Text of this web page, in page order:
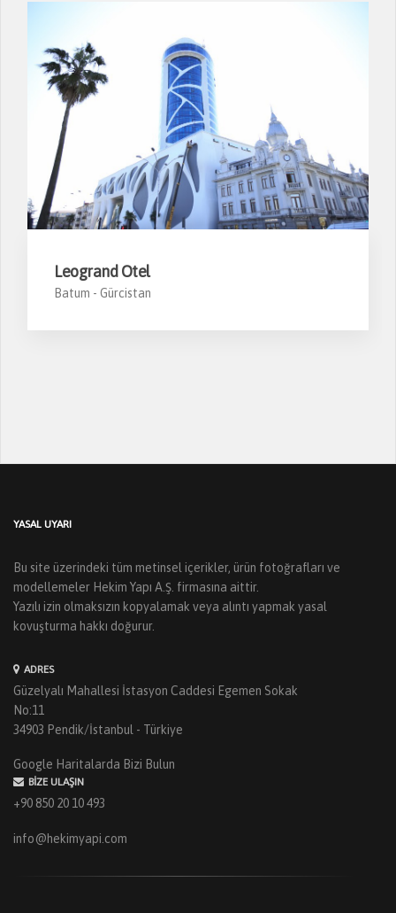
Leogrand Otel
Batum - Gürcistan
YASAL UYARI
Bu site üzerindeki tüm metinsel içerikler, ürün fotoğrafları ve
modellemeler Hekim Yapı A.Ş. firmasına aittir.
Yazılı izin olmaksızın kopyalamak veya alıntı yapmak yasal
kovuşturma hakkı doğurur.
ADRES
Güzelyalı Mahallesi İstasyon Caddesi Egemen Sokak
No:11
34903 Pendik/İstanbul - Türkiye
Google Haritalarda Bizi Bulun
BIZE ULAŞIN
+90 850 20 10 493
info@hekimyapi.com